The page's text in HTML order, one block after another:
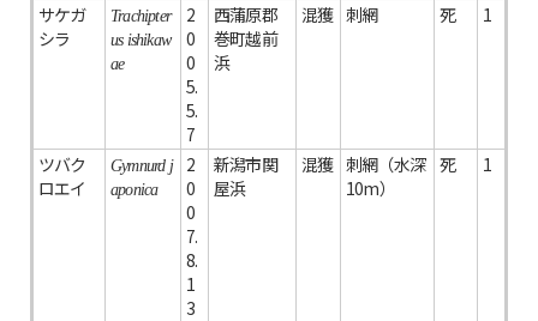
サケガ
シラ
Trachipter
us ishikaw
ae
2
0
0
5.
5.
7
西蒲原郡
巻町越前
浜
混獲 刺網 死 1
ツバク
ロエイ
Gymnurd j
aponica
2
0
0
7.
8.
1
3
新潟市関
屋浜
混獲 刺網（水深
10m）
死 1